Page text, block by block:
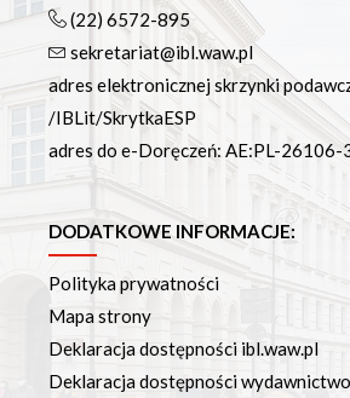
(22) 6572-895
sekretariat@ibl.waw.pl
adres elektronicznej skrzynki
/IBLit/SkrytkaESP
adres do e-Doręczeń: AE:PL-
DODATKOWE INFORMACJE:
Polityka prywatności
Mapa strony
Deklaracja dostępności ibl.waw.pl
Deklaracja dostępności